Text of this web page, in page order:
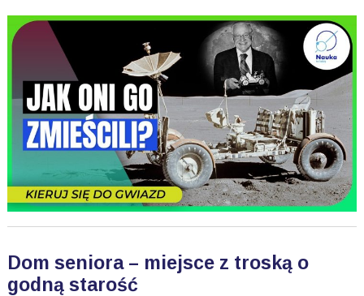
Dom seniora – miejsce z troską o
godną starość